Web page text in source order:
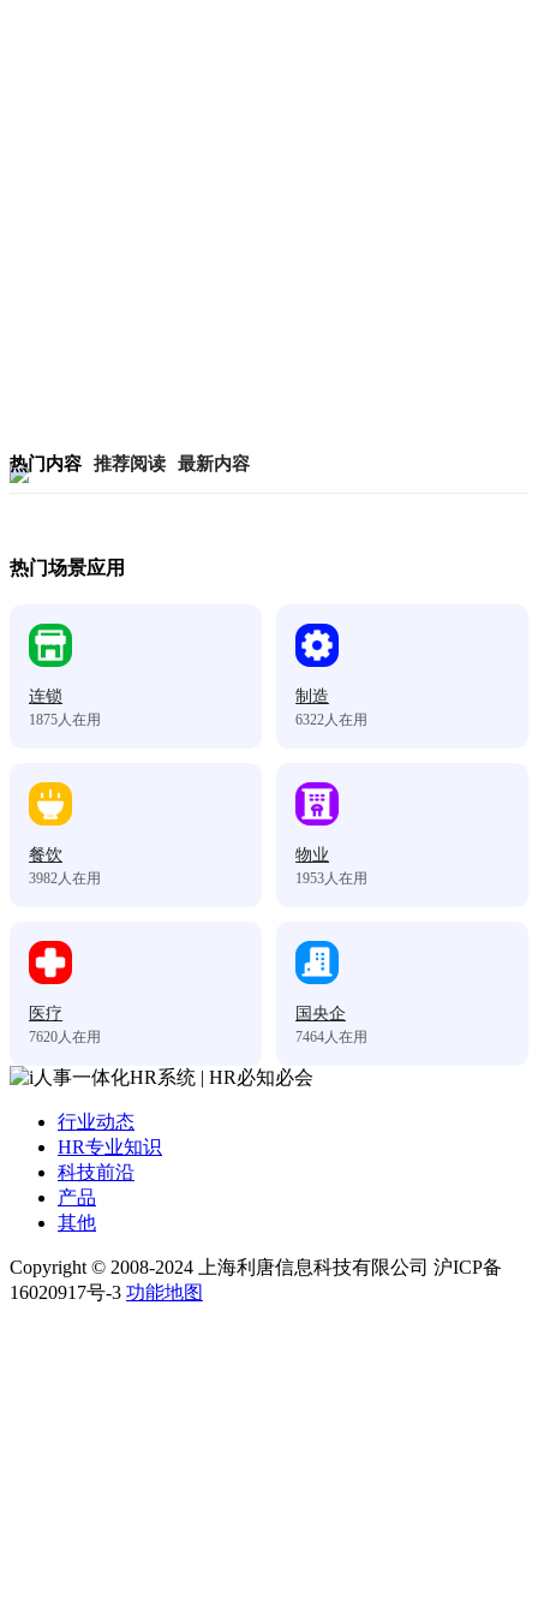
热门内容 推荐阅读 最新内容
热门场景应用
连锁
1875人在用
制造
6322人在用
餐饮
3982人在用
物业
1953人在用
医疗
7620人在用
国央企
7464人在用
行业动态
HR专业知识
科技前沿
产品
其他
Copyright © 2008-2024 上海利唐信息科技有限公司 沪ICP备
16020917号-3 功能地图